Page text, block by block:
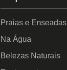
Praias e Enseadas
Na Água
Belezas Naturais